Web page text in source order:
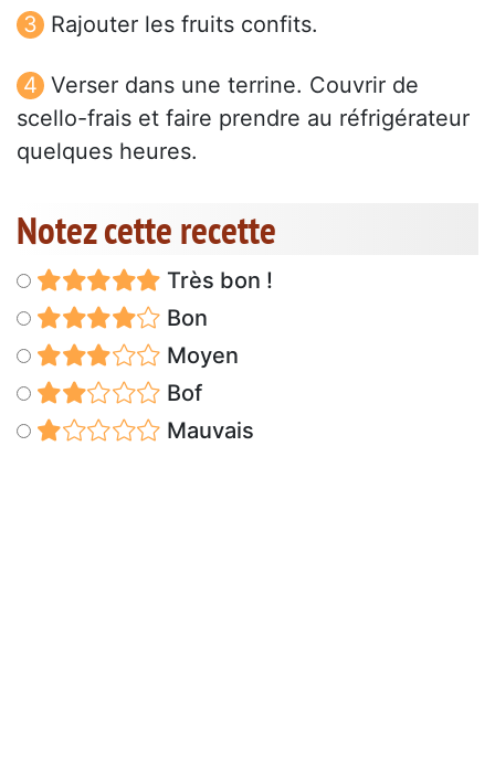
Rajouter les fruits confits.
Verser dans une terrine. Couvrir de
scello-frais et faire prendre au réfrigérateur
quelques heures.
Notez cette recette
Très bon !
Bon
Moyen
Bof
Mauvais